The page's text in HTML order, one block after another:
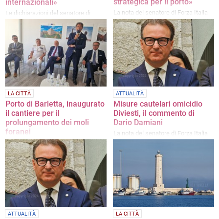
internazionali»
Le dichiarazioni del senatore di
strategica per il porto»
La nota del senatore di Forza Italia
LA CITTÀ
Porto di Barletta, inaugurato
il cantiere per il
prolungamento dei moli
foranei
L'appuntamento di questa mattina
alla presenza del Ministro Pichetto
Fratin
ATTUALITÀ
Misure cautelari omicidio
Diviesti, il commento di
Dario Damiani
La nota del senatore di Forza Italia
ATTUALITÀ LA CITTÀ